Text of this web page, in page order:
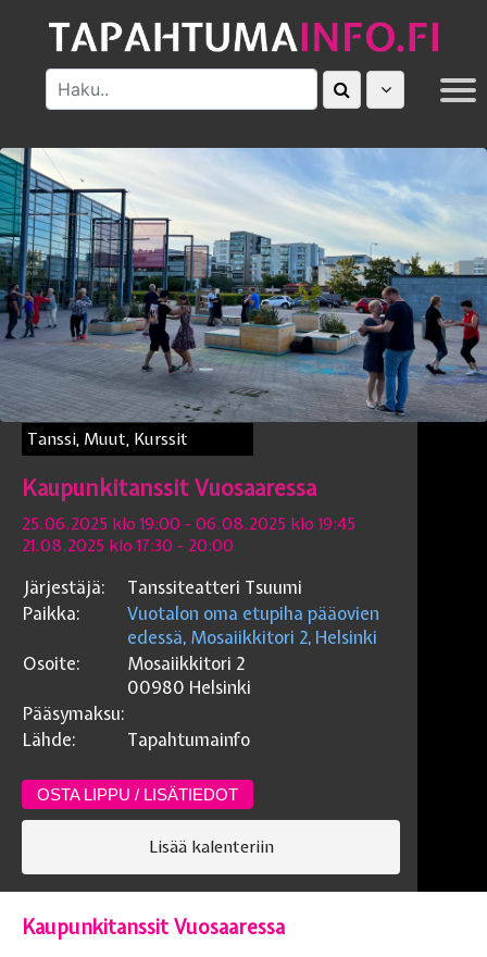
MUUT
Tanssi, Muut, Kurssit
Kaupunkitanssit Vuosaaressa
25.06.2025 klo 19:00 - 06.08.2025 klo 19:45
21.08.2025 klo 17:30 - 20:00
Järjestäjä:
Tanssiteatteri Tsuumi
Paikka:
Vuotalon oma etupiha pääovien
edessä, Mosaiikkitori 2, Helsinki
Osoite:
Mosaiikkitori 2
00980 Helsinki
Pääsymaksu:
Lähde:
Tapahtumainfo
OSTA LIPPU / LISÄTIEDOT
Lisää kalenteriin
Kaupunkitanssit Vuosaaressa